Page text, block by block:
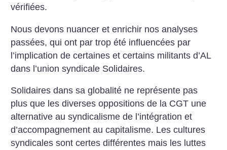
vérifiées.
Nous devons nuancer et enrichir nos analyses
passées, qui ont par trop été influencées par
l’implication de certaines et certains militants d’AL
dans l’union syndicale Solidaires.
Solidaires dans sa globalité ne représente pas
plus que les diverses oppositions de la CGT une
alternative au syndicalisme de l’intégration et
d’accompagnement au capitalisme. Les cultures
syndicales sont certes différentes mais les luttes